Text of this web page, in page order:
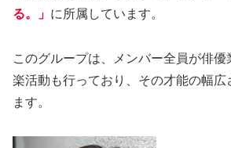
る。
」 に所属しています。
このグループは、メンバー全員が俳
楽活動も行っており、その才能の幅広
ます。